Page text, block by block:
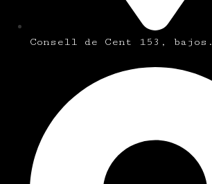
Consell de Cent 153, bajos.